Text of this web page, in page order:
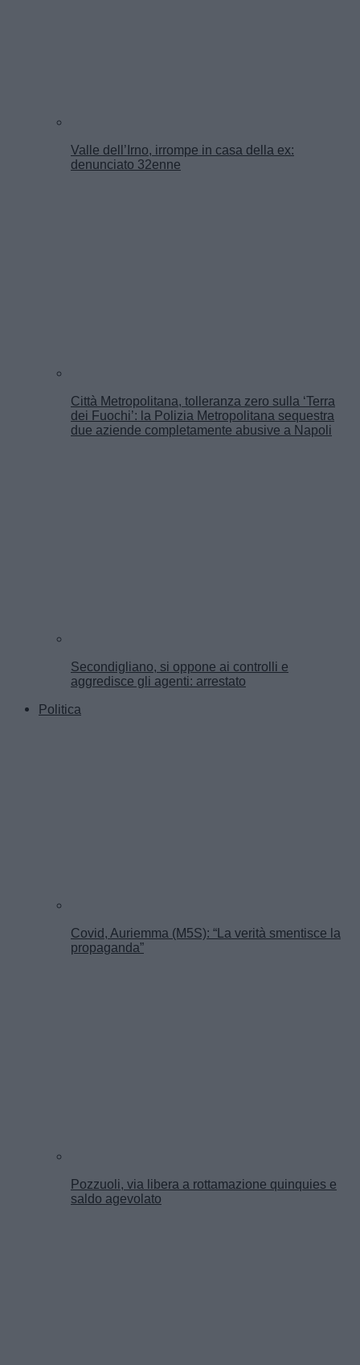
Valle dell’Irno, irrompe in casa della ex:
denunciato 32enne
Città Metropolitana, tolleranza zero sulla ‘Terra
dei Fuochi’: la Polizia Metropolitana sequestra
due aziende completamente abusive a Napoli
Secondigliano, si oppone ai controlli e
aggredisce gli agenti: arrestato
Politica
Covid, Auriemma (M5S): “La verità smentisce la
propaganda”
Pozzuoli, via libera a rottamazione quinquies e
saldo agevolato